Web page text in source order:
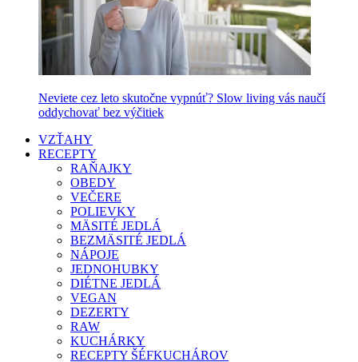
Neviete cez leto skutočne vypnúť? Slow living vás naučí
oddychovať bez výčitiek
VZŤAHY
RECEPTY
RAŇAJKY
OBEDY
VEČERE
POLIEVKY
MÄSITÉ JEDLÁ
BEZMÄSITÉ JEDLÁ
NÁPOJE
JEDNOHUBKY
DIÉTNE JEDLÁ
VEGAN
DEZERTY
RAW
KUCHÁRKY
RECEPTY ŠÉFKUCHÁROV